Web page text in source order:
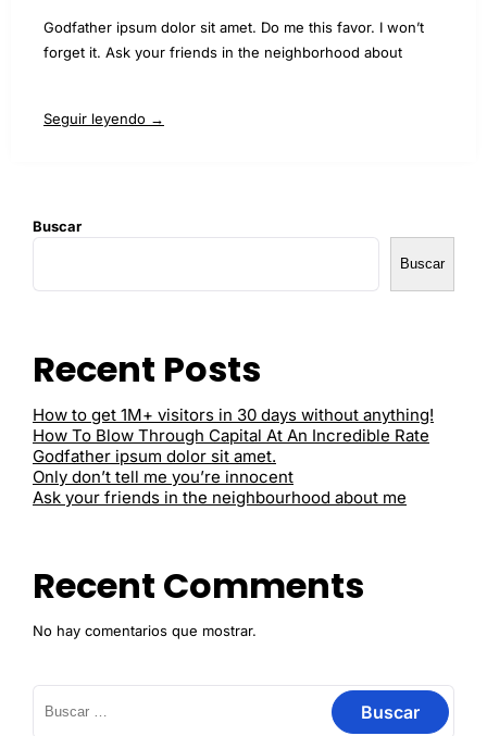
Godfather ipsum dolor sit amet. Do me this favor. I won’t
forget it. Ask your friends in the neighborhood about
Seguir leyendo →
Buscar
Buscar
Recent Posts
How to get 1M+ visitors in 30 days without anything!
How To Blow Through Capital At An Incredible Rate
Godfather ipsum dolor sit amet.
Only don’t tell me you’re innocent
Ask your friends in the neighbourhood about me
Recent Comments
No hay comentarios que mostrar.